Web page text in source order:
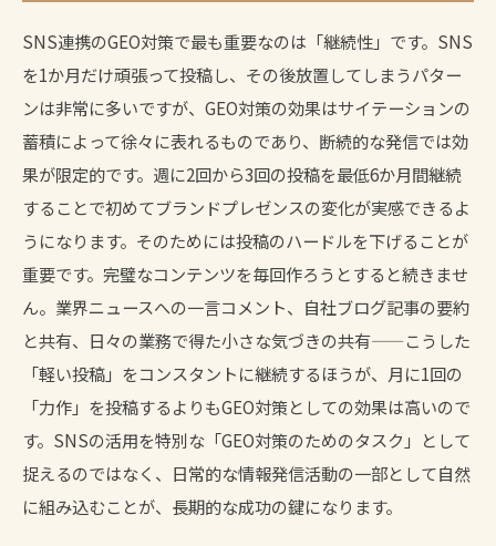
SNS連携のGEO対策で最も重要なのは「継続性」です。SNS
を1か月だけ頑張って投稿し、その後放置してしまうパター
ンは非常に多いですが、GEO対策の効果はサイテーションの
蓄積によって徐々に表れるものであり、断続的な発信では効
果が限定的です。週に2回から3回の投稿を最低6か月間継続
することで初めてブランドプレゼンスの変化が実感できるよ
うになります。そのためには投稿のハードルを下げることが
重要です。完璧なコンテンツを毎回作ろうとすると続きませ
ん。業界ニュースへの一言コメント、自社ブログ記事の要約
と共有、日々の業務で得た小さな気づきの共有——こうした
「軽い投稿」をコンスタントに継続するほうが、月に1回の
「力作」を投稿するよりもGEO対策としての効果は高いので
す。SNSの活用を特別な「GEO対策のためのタスク」として
捉えるのではなく、日常的な情報発信活動の一部として自然
に組み込むことが、長期的な成功の鍵になります。